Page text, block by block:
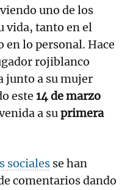
uno de los
vida, tanto en el
lo personal. Hace
rojiblanco
junto a su mujer
este 14 de marzo
a suprimera
sociales se han
comentarios dando